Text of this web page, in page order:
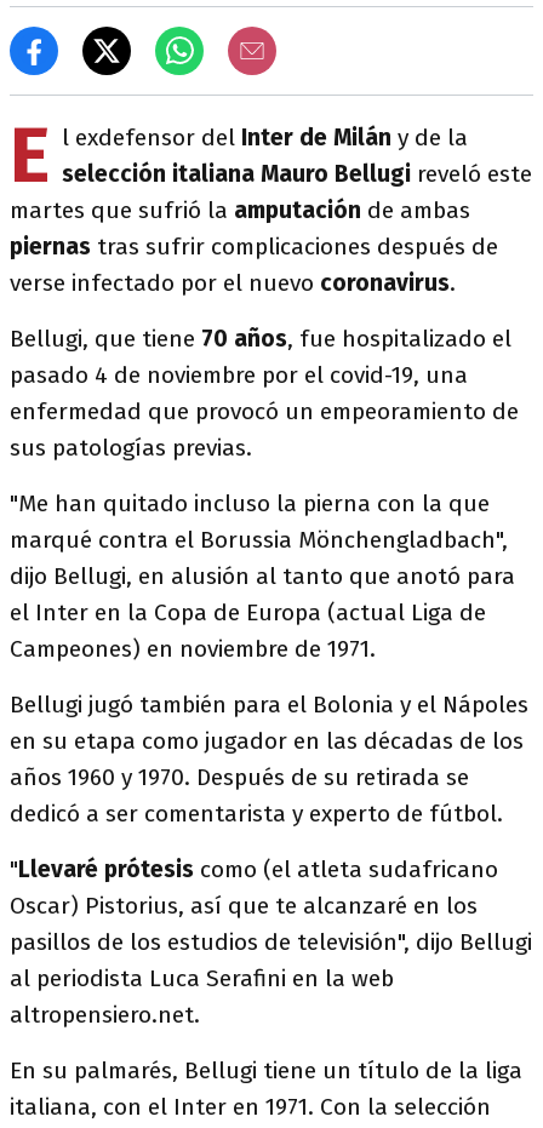
E l exdefensor del Inter de Milán y de la
selección italiana Mauro Bellugi reveló este
martes que sufrió la amputación de ambas
piernas tras sufrir complicaciones después de
verse infectado por el nuevo coronavirus.
Bellugi, que tiene 70 años, fue hospitalizado el
pasado 4 de noviembre por el covid-19, una
enfermedad que provocó un empeoramiento de
sus patologías previas.
"Me han quitado incluso la pierna con la que
marqué contra el Borussia Mönchengladbach",
dijo Bellugi, en alusión al tanto que anotó para
el Inter en la Copa de Europa (actual Liga de
Campeones) en noviembre de 1971.
Bellugi jugó también para el Bolonia y el Nápoles
en su etapa como jugador en las décadas de los
años 1960 y 1970. Después de su retirada se
dedicó a ser comentarista y experto de fútbol.
"Llevaré prótesis como (el atleta sudafricano
Oscar) Pistorius, así que te alcanzaré en los
pasillos de los estudios de televisión", dijo Bellugi
al periodista Luca Serafini en la web
altropensiero.net.
En su palmarés, Bellugi tiene un título de la liga
italiana, con el Inter en 1971. Con la selección